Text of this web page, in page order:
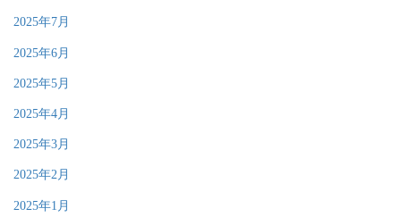
2025年7月
2025年6月
2025年5月
2025年4月
2025年3月
2025年2月
2025年1月